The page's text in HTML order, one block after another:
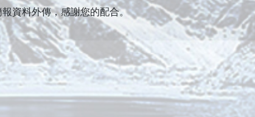
資料外傳，感謝您的配合。